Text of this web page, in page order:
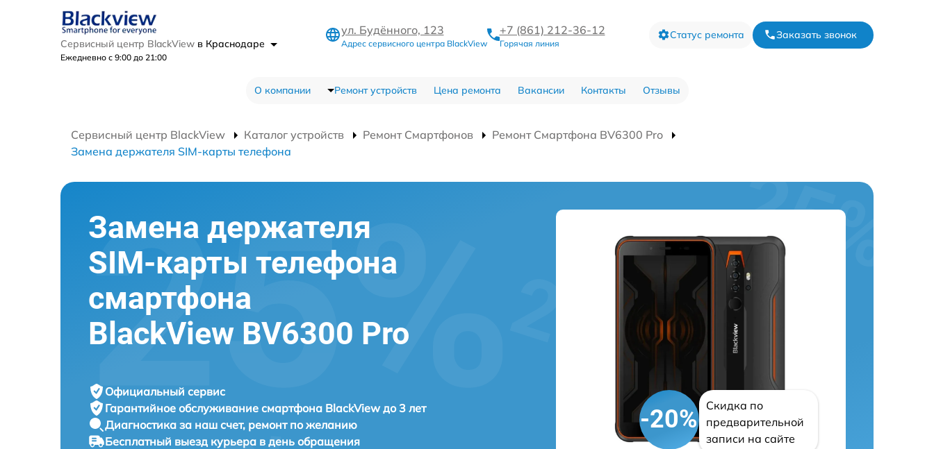
Сервисный центр BlackView в Краснодаре
Ежедневно с 9:00 до 21:00
ул. Будённого, 123
Адрес сервисного центра BlackView
+7 (861) 212-36-12
Горячая линия
Статус ремонта Заказать звонок
О компании Ремонт устройств Цена ремонта Вакансии Контакты Отзывы
Сервисный центр BlackView Каталог устройств Ремонт Смартфонов
Ремонт Смартфона BV6300 Pro
Замена держателя SIM-карты телефона
Замена держателя
SIM-карты телефона
смартфона
BlackView BV6300 Pro
Официальный сервис
Гарантийное обслуживание смартфона BlackView до 3 лет
Диагностика за наш счет, ремонт по желанию
Бесплатный выезд курьера в день обращения
-20%
Скидка по
предварительной
записи на сайте